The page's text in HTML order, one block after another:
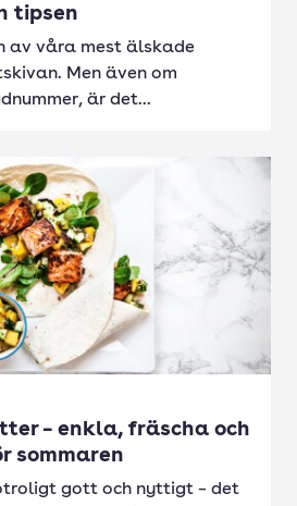
tipsen
av våra mest älskade
Men även om
är det...
– enkla, fräscha och
sommaren
gott och nyttigt – det